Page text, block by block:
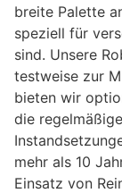
breite Palette
speziell für
sind. Unsere
testweise zur
bieten wir
die
mehr als 10
Einsatz von